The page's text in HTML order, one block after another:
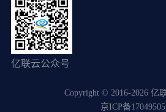
亿联云公众号
Copyright © 2016-2026 亿
京ICP备